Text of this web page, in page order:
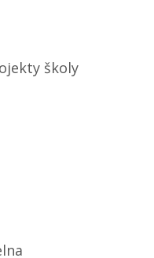
školy